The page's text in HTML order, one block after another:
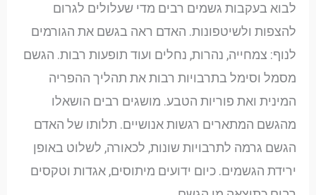
לבוא בעקבות גשמים רבים מדי שעלולים לגרום
להצפות ולשיטפונות. האדם ראה בגשם את הגורמים
לנוף: צמחייה, נהרות, נחלים ועוד תופעות רבות. הגשם
מסמל וסימל בתרבויות רבות את תהליך ההפריה
המינית ואת פוריות הטבע. מושגים רבים הושאלו
מהגשם המתארים רגשות אנושיים. תלותו של האדם
הגשם גרמה לתרבויות שונות, לכאורה, לשלוט באופן
ירידת הגשמים. כיום ידועים מיתוסים, אגדות וטקסים